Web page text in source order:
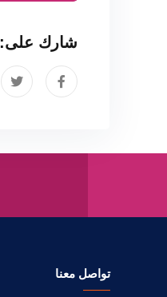
شارك على:
تواصل معنا